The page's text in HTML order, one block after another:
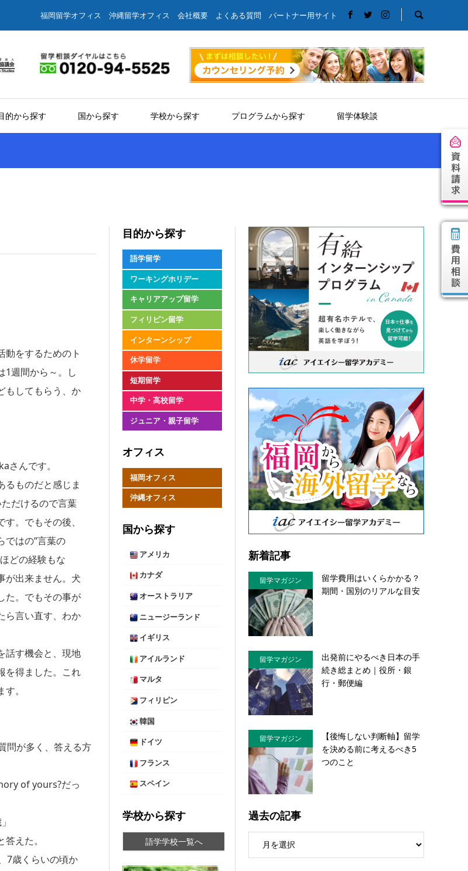
福岡留学オフィス 沖縄留学オフィス 会社概要 よくある質問 パートナー用サイト
的から探す 国から探す 学校から探す プログラムから探す 留学体験談
動をするためのト
1週間から～。し
もしてもらう、か
さんです。
るものだと感じま
だけるので言葉
。でもその後、
ではの“言葉の
どの経験もな
が出来ません。犬
た。でもその事が
ら言い直す、わか
話す機会と、現地
を得ました。これ
。
問が多く、答える方
of yours?だっ
えた。
7歳くらいの頃か
目的から探す
語学留学
ワーキングホリデー
キャリアアップ留学
フィリピン留学
インターンシップ
休学留学
短期留学
中学・高校留学
ジュニア・親子留学
オフィス
福岡オフィス
沖縄オフィス
国から探す
アメリカ
カナダ
オーストラリア
ニュージーランド
イギリス
アイルランド
マルタ
フィリピン
韓国
ドイツ
フランス
スペイン
学校から探す
語学学校一覧へ
新着記事
留学マガジン
留学費用はいくらかかる？
期間・国別のリアルな目安
留学マガジン
出発前にやるべき日本の手
続き総まとめ｜役所・銀
行・郵便編
留学マガジン
【後悔しない判断軸】留学
を決める前に考えるべき5
つのこと
過去の記事